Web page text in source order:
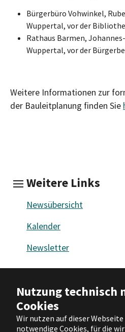
Nutzung technisch
Cookies
Wir nutzen auf dieser
notwendige Cookies, für die
Bürgerbüro Vohwinkel,
Wuppertal, vor der
Rathaus Barmen,
Wuppertal, vor der
Weitere Informationen zur
der Bauleitplanung finden Sie
Weitere Links
Newsübersicht
Kalender
Newsletter
Datenschutz
|